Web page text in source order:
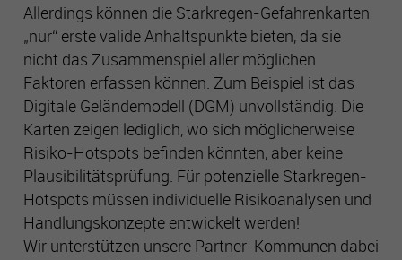
Allerdings können die Starkregen-Gefahrenkarten
„nur“ erste valide Anhaltspunkte bieten, da sie
nicht das Zusammenspiel aller möglichen
Faktoren erfassen können. Zum Beispiel ist das
Digitale Geländemodell (DGM) unvollständig. Die
Karten zeigen lediglich, wo sich möglicherweise
Risiko-Hotspots befinden könnten, aber keine
Plausibilitätsprüfung. Für potenzielle Starkregen-
Hotspots müssen individuelle Risikoanalysen und
Handlungskonzepte entwickelt werden!
Wir unterstützen unsere Partner-Kommunen dabei